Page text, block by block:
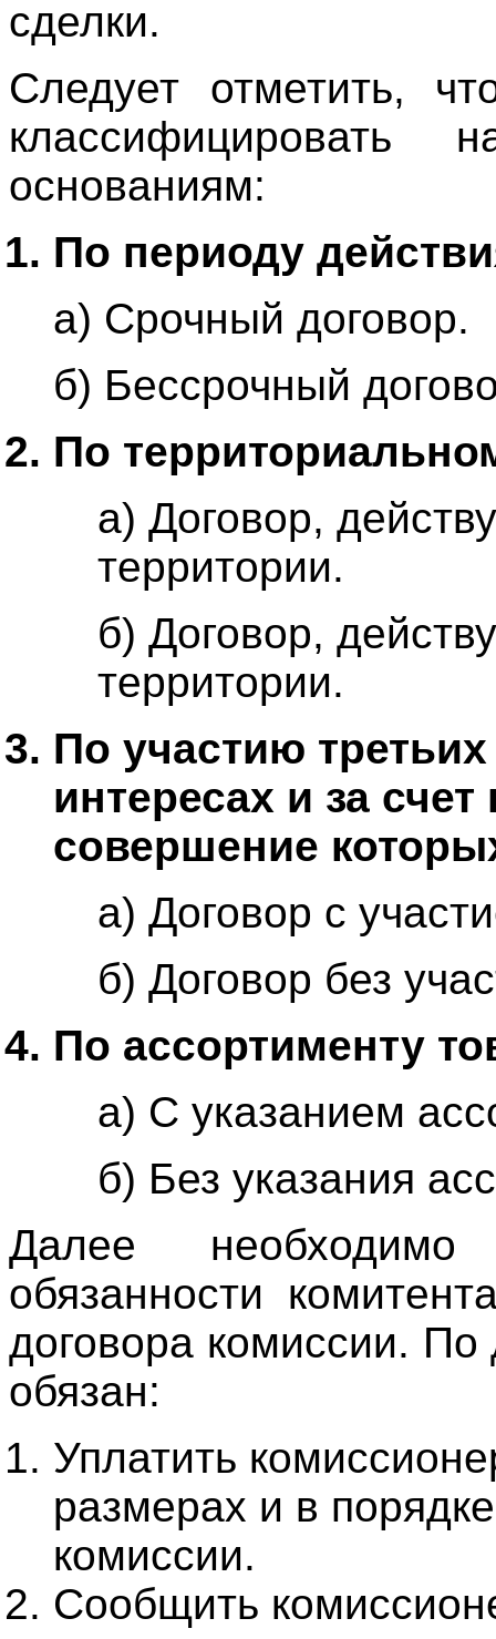
сделки.
Следует отметить,
основаниям:
По периоду
а) Срочный договор.
б) Бессрочный
По
а) Договор,
территории.
б) Договор,
территории.
По участию
интересах и за
совершение
а) Договор с
б) Договор без
По ассортименту
а) С указанием
б) Без указания
Далее
обязанности
договора комиссии. По
обязан:
Уплатить
размерах и в
комиссии.
Сообщить